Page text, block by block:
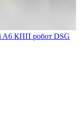
A6 КПП робот DSG